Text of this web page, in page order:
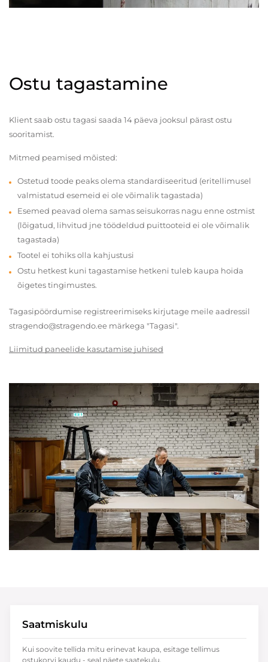
Ostu tagastamine
Klient saab ostu tagasi saada 14 päeva jooksul pärast ostu
sooritamist.
Mitmed peamised mõisted:
Ostetud toode peaks olema standardiseeritud (eritellimusel
valmistatud esemeid ei ole võimalik tagastada)
Esemed peavad olema samas seisukorras nagu enne ostmist
(lõigatud, lihvitud jne töödeldud puittooteid ei ole võimalik
tagastada)
Tootel ei tohiks olla kahjustusi
Ostu hetkest kuni tagastamise hetkeni tuleb kaupa hoida
õigetes tingimustes.
Tagasipöördumise registreerimiseks kirjutage meile aadressil
stragendo@stragendo.ee märkega "Tagasi".
Liimitud paneelide kasutamise juhised
Saatmiskulu
Kui soovite tellida mitu erinevat kaupa, esitage tellimus
ostukorvi kaudu - seal näete saatekulu.